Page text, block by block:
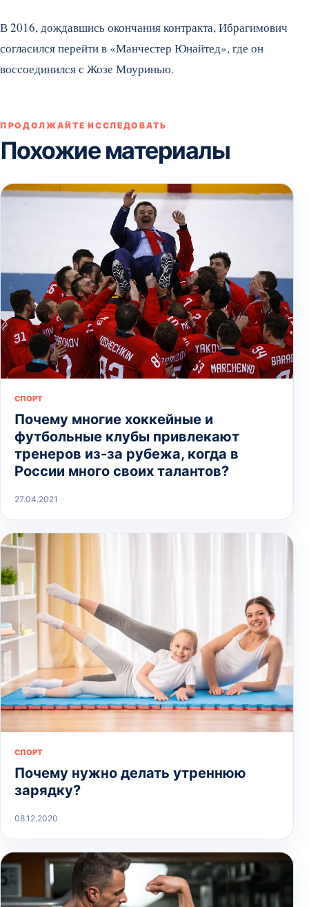
В 2016, дождавшись окончания контракта, Ибрагимович
согласился перейти в «Манчестер Юнайтед», где он
воссоединился с Жозе Моуринью.
ПРОДОЛЖАЙТЕ ИССЛЕДОВАТЬ
Похожие материалы
СПОРТ
Почему многие хоккейные и
футбольные клубы привлекают
тренеров из-за рубежа, когда в
России много своих талантов?
27.04.2021
СПОРТ
Почему нужно делать утреннюю
зарядку?
08.12.2020